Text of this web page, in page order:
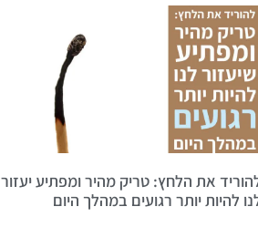
את הלחץ: טריק מהיר ומפתיע יעזור
להיות יותר רגועים במהלך היום